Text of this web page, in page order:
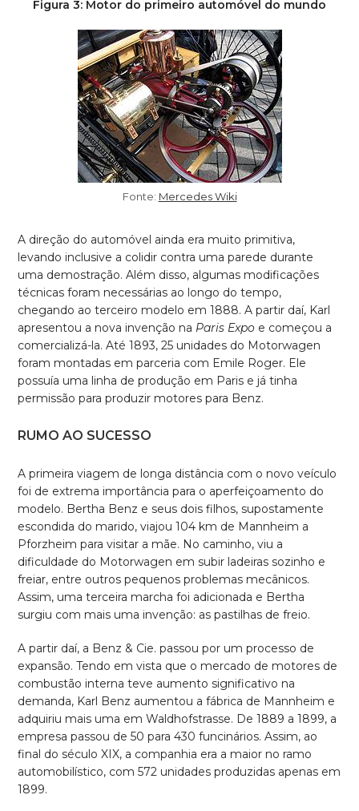
Figura 3: Motor do primeiro automóvel do mundo
Fonte: Mercedes Wiki
A direção do automóvel ainda era muito primitiva,
levando inclusive a colidir contra uma parede durante
uma demostração. Além disso, algumas modificações
técnicas foram necessárias ao longo do tempo,
chegando ao terceiro modelo em 1888. A partir daí, Karl
apresentou a nova invenção na Paris Expo e começou a
comercializá-la. Até 1893, 25 unidades do Motorwagen
foram montadas em parceria com Emile Roger. Ele
possuía uma linha de produção em Paris e já tinha
permissão para produzir motores para Benz.
RUMO AO SUCESSO
A primeira viagem de longa distância com o novo veículo
foi de extrema importância para o aperfeiçoamento do
modelo. Bertha Benz e seus dois filhos, supostamente
escondida do marido, viajou 104 km de Mannheim a
Pforzheim para visitar a mãe. No caminho, viu a
dificuldade do Motorwagen em subir ladeiras sozinho e
freiar, entre outros pequenos problemas mecânicos.
Assim, uma terceira marcha foi adicionada e Bertha
surgiu com mais uma invenção: as pastilhas de freio.
A partir daí, a Benz & Cie. passou por um processo de
expansão. Tendo em vista que o mercado de motores de
combustão interna teve aumento significativo na
demanda, Karl Benz aumentou a fábrica de Mannheim e
adquiriu mais uma em Waldhofstrasse. De 1889 a 1899, a
empresa passou de 50 para 430 funcinários. Assim, ao
final do século XIX, a companhia era a maior no ramo
automobilístico, com 572 unidades produzidas apenas em
1899.